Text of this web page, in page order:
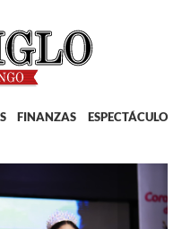
FINANZAS ESPECTÁCULOS